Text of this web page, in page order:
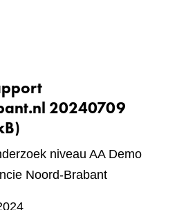
20240709
niveau AA Demo
Noord-Brabant